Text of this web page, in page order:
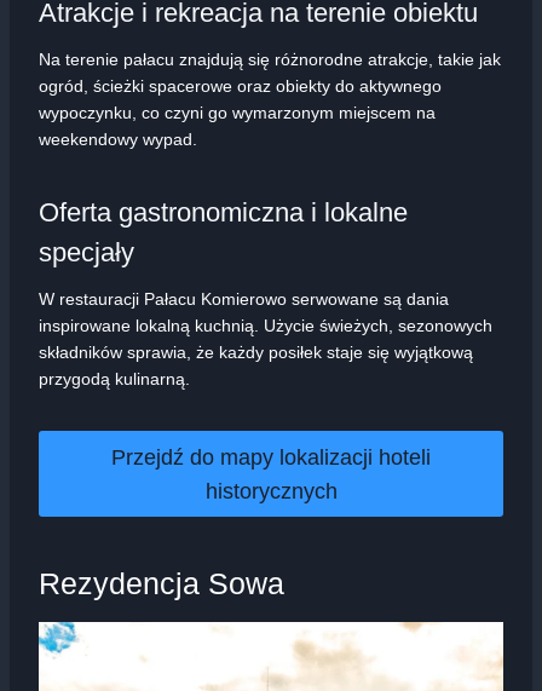
Atrakcje i rekreacja na terenie obiektu
Na terenie pałacu znajdują się różnorodne atrakcje, takie jak
ogród, ścieżki spacerowe oraz obiekty do aktywnego
wypoczynku, co czyni go wymarzonym miejscem na
weekendowy wypad.
Oferta gastronomiczna i lokalne
specjały
W restauracji Pałacu Komierowo serwowane są dania
inspirowane lokalną kuchnią. Użycie świeżych, sezonowych
składników sprawia, że każdy posiłek staje się wyjątkową
przygodą kulinarną.
Przejdź do mapy lokalizacji hoteli
historycznych
Rezydencja Sowa